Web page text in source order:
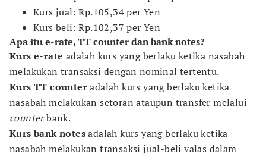
Kurs jual: Rp.105,34 per Yen
Kurs beli: Rp.102,37 per Yen
Apa itu e-rate, TT counter dan bank notes?
Kurs e-rate adalah kurs yang berlaku ketika nasabah
melakukan transaksi dengan nominal tertentu.
Kurs TT counteradalah kurs yang berlaku ketika
nasabah melakukan setoran ataupun transfer melalui
counterbank.
Kurs bank notesadalah kurs yang berlaku ketika
nasabah melakukan transaksi jual-beli valas dalam